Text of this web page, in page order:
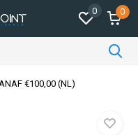
0 0
€100,00 (NL)